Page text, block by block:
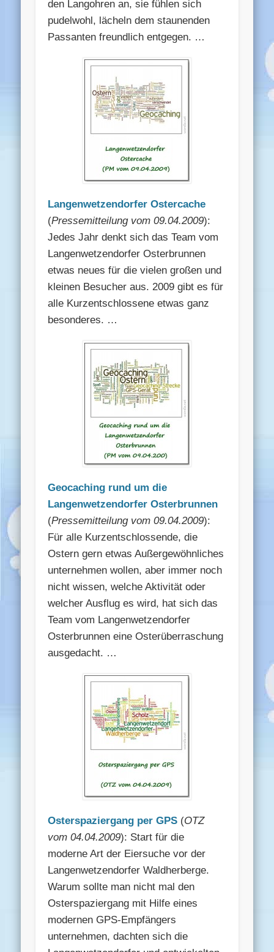
den Langohren an, sie fühlen sich
pudelwohl, lächeln dem staunenden
Passanten freundlich entgegen. …
Langenwetzendorfer Ostercache
(Pressemitteilung vom 09.04.2009):
Jedes Jahr denkt sich das Team vom
Langenwetzendorfer Osterbrunnen
etwas neues für die vielen großen und
kleinen Besucher aus. 2009 gibt es für
alle Kurzentschlossene etwas ganz
besonderes. …
Geocaching rund um die
Langenwetzendorfer Osterbrunnen
(Pressemitteilung vom 09.04.2009):
Für alle Kurzentschlossende, die
Ostern gern etwas Außergewöhnliches
unternehmen wollen, aber immer noch
nicht wissen, welche Aktivität oder
welcher Ausflug es wird, hat sich das
Team vom Langenwetzendorfer
Osterbrunnen eine Osterüberraschung
ausgedacht. …
Osterspaziergang per GPS (OTZ
vom 04.04.2009): Start für die
moderne Art der Eiersuche vor der
Langenwetzendorfer Waldherberge.
Warum sollte man nicht mal den
Osterspaziergang mit Hilfe eines
modernen GPS-Empfängers
unternehmen, dachten sich die